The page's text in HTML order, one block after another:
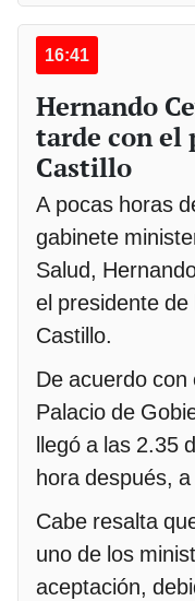
16:41
Hernando
tarde con el
Castillo
A pocas horas
gabinete
Salud,
el presidente
Castillo.
De acuerdo
Palacio de
llegó a las 2.35
hora después,
Cabe resalta
uno de los
aceptación,